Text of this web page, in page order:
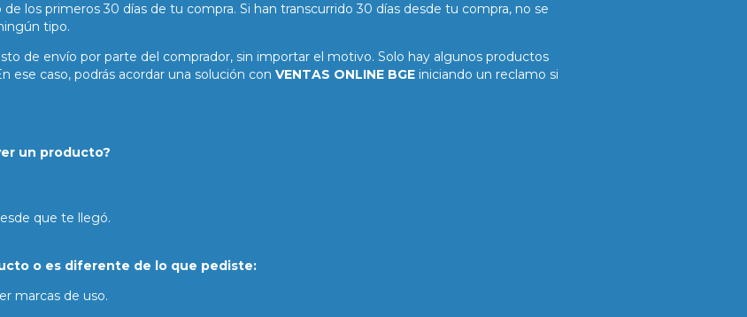
los primeros 30 días de tu compra. Si han transcurrido 30 días desde tu compra, no se
tipo.
de envío por parte del comprador, sin importar el motivo. Solo hay algunos productos
ese caso, podrás acordar una solución con VENTAS ONLINE BGE iniciando un reclamo si
un producto?
que te llegó.
o es diferente de lo que pediste:
marcas de uso.